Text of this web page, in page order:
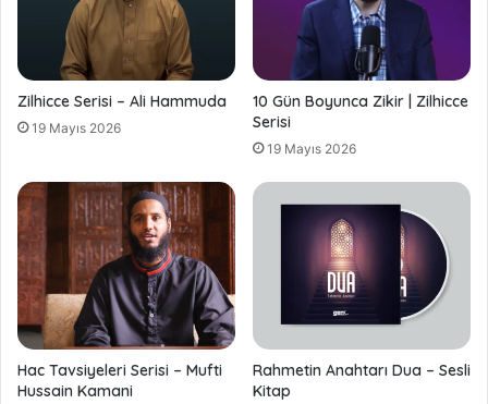
Zilhicce Serisi – Ali Hammuda
19 Mayıs 2026
10 Gün Boyunca Zikir | Zilhicce
Serisi
19 Mayıs 2026
Hac Tavsiyeleri Serisi – Mufti
Hussain Kamani
Rahmetin Anahtarı Dua – Sesli
Kitap